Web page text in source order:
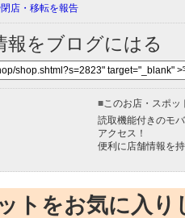
店・移転を報告
報をブログにはる
■このお店・スポッ
読取機能付きのモ
アクセス！
便利に店舗情報を
トをお気に入